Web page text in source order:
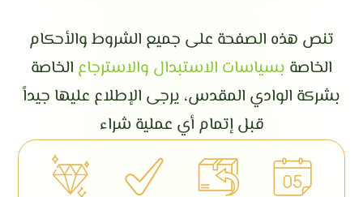
تنص هذه الصفحة على جميع الشروط والأحكام
الخاصة بسياسات الاستبدال والاسترجاع الخاصة
بشركة الوادي المقدس، يرجى الإطلاع عليها جيداً
قبل إتمام أي عملية شراء